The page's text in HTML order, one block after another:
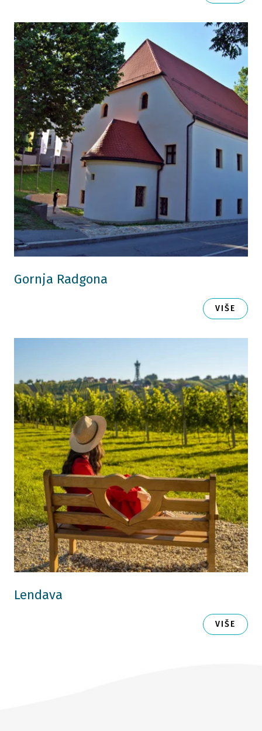
Gornja Radgona
VIŠE
Lendava
VIŠE